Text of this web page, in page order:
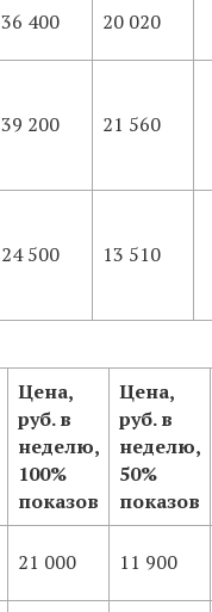
36 400 20 020
39 200 21 560
24 500 13 510
Цена,
руб. в
неделю,
100%
показов
Цена,
руб. в
неделю,
50%
показов
21 000 11 900